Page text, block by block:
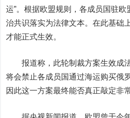
运”。根据欧盟规则，各成员国驻
治共识落实为法律文本。在此基础
才能正式生效。
报道称，此轮制裁方案生效成法
将会禁止各成员国通过海运购买俄
因此这一方案最终能否真正敲定非